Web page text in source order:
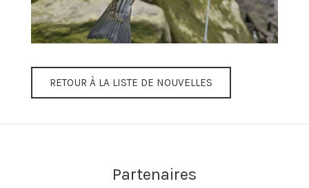
RETOUR À LA LISTE DE NOUVELLES
Partenaires